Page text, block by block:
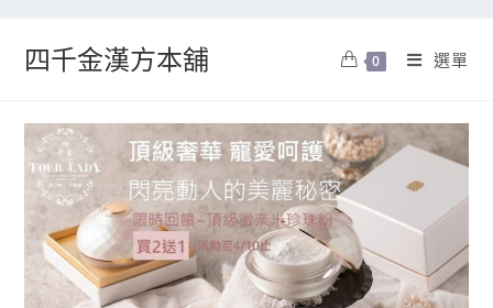
四千金漢方本舖 0 選單